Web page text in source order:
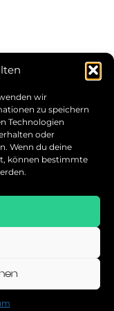
wir
zu speichern
Technologien
oder
Wenn du deine
können bestimmte